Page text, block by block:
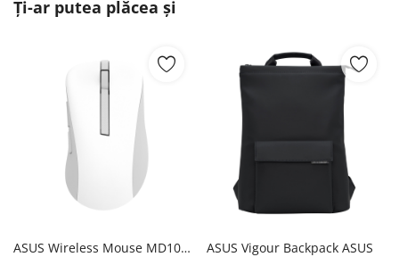
Ți-ar putea plăcea și
ASUS Wireless Mouse MD102 ASUS
ASUS Vigour Backpack ASUS